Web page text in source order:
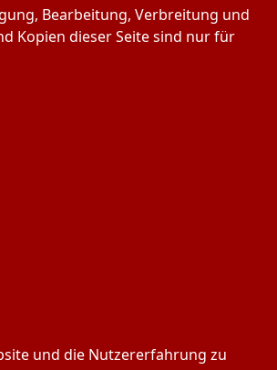
Bearbeitung, Verbreitung und
Kopien dieser Seite sind nur für
und die Nutzererfahrung zu